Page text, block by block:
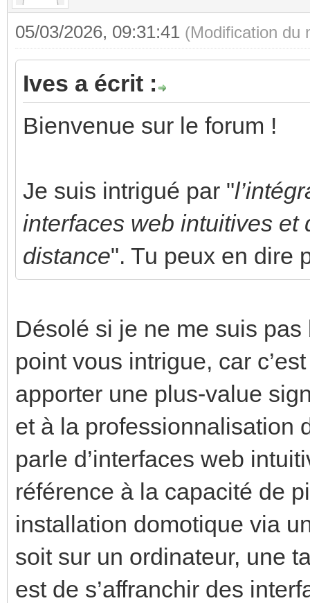
05/03/2026, 09:31:41 (Modification du
Ives a écrit :
Bienvenue sur le forum !
Je suis intrigué par "
interfaces web intuitives et
distance". Tu peux en dire
Désolé si je ne me suis
point vous intrigue, car
apporter une plus-value
et à la professionnalisation
parle d’interfaces web
référence à la capacité de
installation domotique via
soit sur un ordinateur, une
est de s’affranchir des